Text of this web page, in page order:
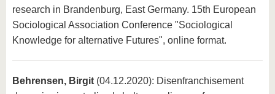
research in Brandenburg, East Germany. 15th European
Sociological Association Conference "Sociological
Knowledge for alternative Futures", online format.
Behrensen, Birgit (04.12.2020): Disenfranchisement